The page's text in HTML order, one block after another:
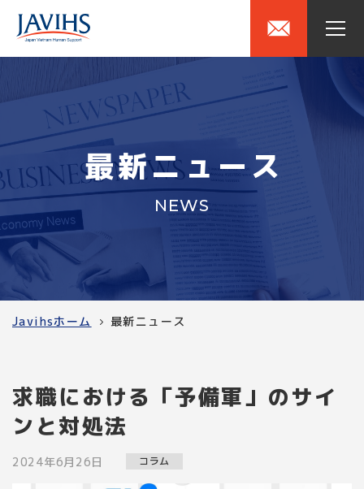
会社情報
事業紹介
News
脱炭素宣言
最新ニュース
NEWS
Javihsホーム 最新ニュース
求職における「予備軍」のサイ
ンと対処法
2024年6月26日 コラム